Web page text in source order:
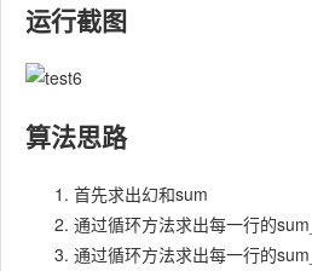
运行截图
算法思路
首先求出幻和sum
通过循环方法求出每一行的
通过循环方法求出每一行的